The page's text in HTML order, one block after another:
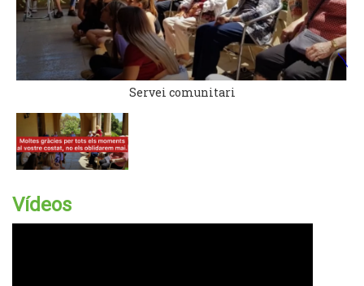
Servei comunitari
Vídeos